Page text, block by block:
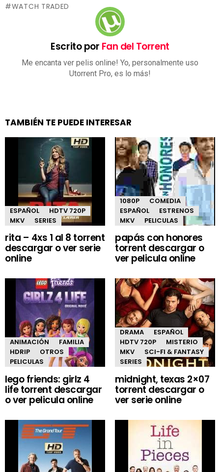
WATCH TRADED
Escrito por Fan del Torrent
Me encanta ver pelis online! Yo, personalmente uso
Utorrent Pro, es lo más!
TAMBIÉN TE PUEDE INTERESAR
ESPAÑOL
HDTV 720P
MKV
SERIES
rita – 4xs 1 al 8 torrent
descargar o ver serie
online
1080P
COMEDIA
ESPAÑOL
ESTRENOS
MKV
PELICULAS
papás con honores
torrent descargar o
ver pelicula online
ANIMACIÓN
FAMILIA
HDRIP
OTROS
PELICULAS
lego friends: girlz 4
life torrent descargar
o ver pelicula online
DRAMA
ESPAÑOL
HDTV 720P
MISTERIO
MKV
SCI-FI & FANTASY
SERIES
midnight, texas 2×07
torrent descargar o
ver serie online